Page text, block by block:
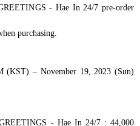
- Hae In 24/7 pre-order
purchasing.
(KST) – November 19, 2023 (Sun)
- Hae In 24/7 : 44,000